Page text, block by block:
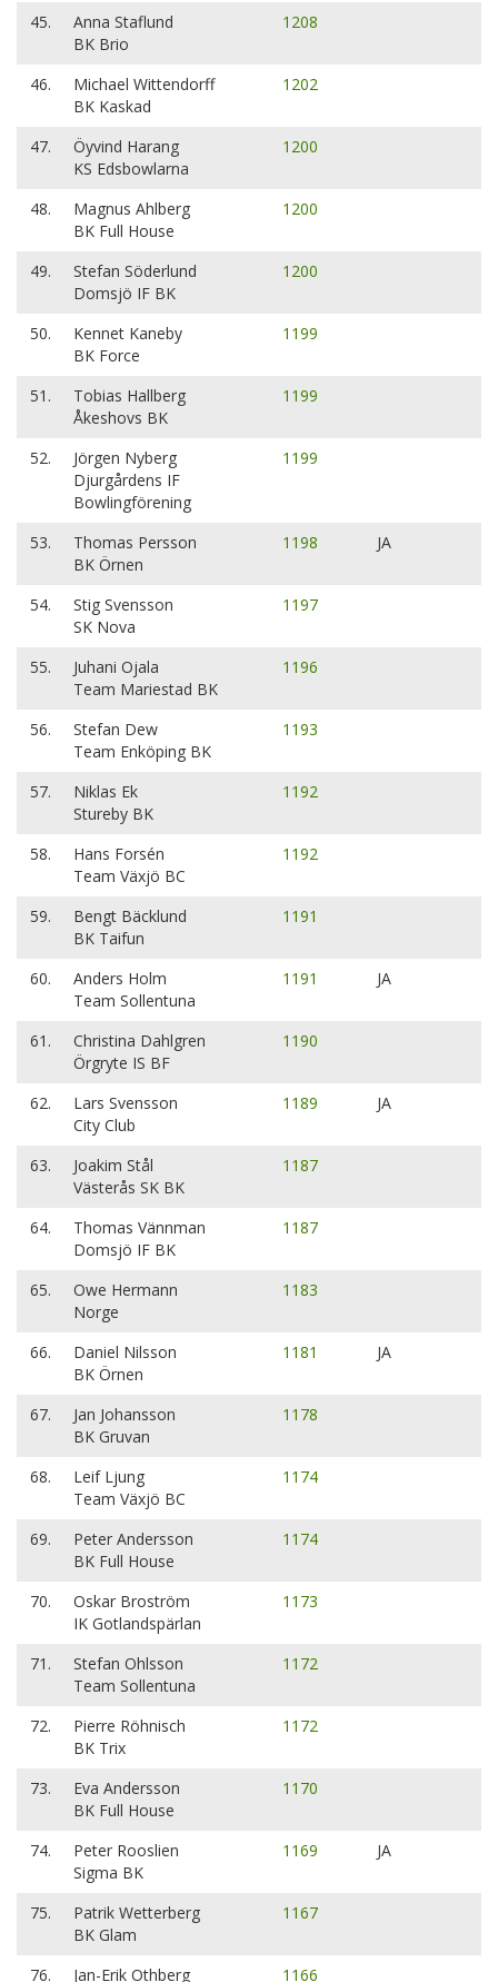
45.
Anna Staflund
BK Brio
1208
46.
Michael Wittendorff
BK Kaskad
1202
47.
Öyvind Harang
KS Edsbowlarna
1200
48.
Magnus Ahlberg
BK Full House
1200
49.
Stefan Söderlund
Domsjö IF BK
1200
50.
Kennet Kaneby
BK Force
1199
51.
Tobias Hallberg
Åkeshovs BK
1199
52.
Jörgen Nyberg
Djurgårdens IF
Bowlingförening
1199
53.
Thomas Persson
BK Örnen
1198 JA
54.
Stig Svensson
SK Nova
1197
55.
Juhani Ojala
Team Mariestad BK
1196
56.
Stefan Dew
Team Enköping BK
1193
57.
Niklas Ek
Stureby BK
1192
58.
Hans Forsén
Team Växjö BC
1192
59.
Bengt Bäcklund
BK Taifun
1191
60.
Anders Holm
Team Sollentuna
1191 JA
61.
Christina Dahlgren
Örgryte IS BF
1190
62.
Lars Svensson
City Club
1189 JA
63.
Joakim Stål
Västerås SK BK
1187
64.
Thomas Vännman
Domsjö IF BK
1187
65.
Owe Hermann
Norge
1183
66.
Daniel Nilsson
BK Örnen
1181 JA
67.
Jan Johansson
BK Gruvan
1178
68.
Leif Ljung
Team Växjö BC
1174
69.
Peter Andersson
BK Full House
1174
70.
Oskar Broström
IK Gotlandspärlan
1173
71.
Stefan Ohlsson
Team Sollentuna
1172
72.
Pierre Röhnisch
BK Trix
1172
73.
Eva Andersson
BK Full House
1170
74.
Peter Rooslien
Sigma BK
1169 JA
75.
Patrik Wetterberg
BK Glam
1167
76.
Jan-Erik Othberg
1166